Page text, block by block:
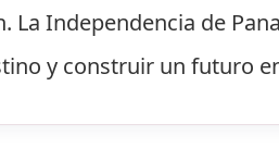
La Independencia de
y construir un futuro